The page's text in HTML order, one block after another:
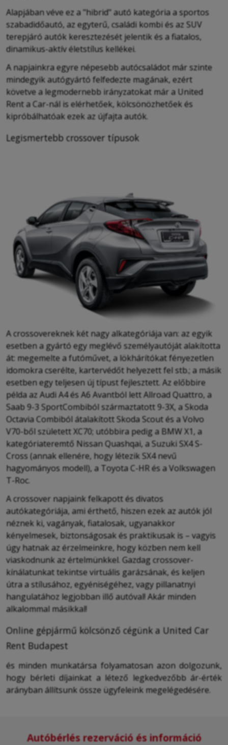
Alapjában véve ez a "hibrid" autó kategória a sportos
szabadidőautó, az egyterű, családi kombi és az SUV
terepjáró autók keresztezését jelentik és a fiatalos,
dinamikus-aktív életstílus kellékei.
A napjainkra egyre népesebb autócsaládot már szinte
mindegyik autógyártó felfedezte magának, ezért
követve a legmodernebb irányzatokat már a United
Rent a Car-nál is elérhetőek, kölcsönözhetőek és
kipróbálhatóak ezek az újfajta autók.
Legismertebb crossover típusok
A crossovereknek két nagy alkategóriája van: az egyik
esetben a gyártó egy meglévő személyautóját alakította
át: megemelte a futóművet, a lökhárítókat fényezetlen
idomokra cserélte, kartervédőt helyezett fel stb.; a másik
esetben egy teljesen új típust fejlesztett. Az előbbire
példa az Audi A4 és A6 Avantból lett Allroad Quattro, a
Saab 9-3 SportCombiból származtatott 9-3X, a Skoda
Octavia Combiból átalakított Skoda Scout és a Volvo
V70-ből született XC70; utóbbira pedig a BMW X1, a
kategóriateremtő Nissan Quashqai, a Suzuki SX4 S-
Cross (annak ellenére, hogy létezik SX4 nevű
hagyományos modell), a Toyota C-HR és a Volkswagen
T-Roc.
A crossover napjaink felkapott és divatos
autókategóriája, ami érthető, hiszen ezek az autók jól
néznek ki, vagányak, fiatalosak, ugyanakkor
kényelmesek, biztonságosak és praktikusak is – vagyis
úgy hatnak az érzelmeinkre, hogy közben nem kell
viaskodnunk az értelmünkkel. Gazdag crossover-
kínálatunkat tekintse virtuális garázsának, és keljen
útra a stílusához, egyéniségéhez, vagy pillanatnyi
hangulatához legjobban illő autóval! Akár minden
alkalommal másikkal!
Online gépjármű kölcsönző cégünk a United Car
Rent Budapest
és minden munkatársa folyamatosan azon dolgozunk,
hogy bérleti díjainkat a létező legkedvezőbb ár-érték
arányban állítsunk össze ügyfeleink megelégedésére.
Autóbérlés rezerváció és információ